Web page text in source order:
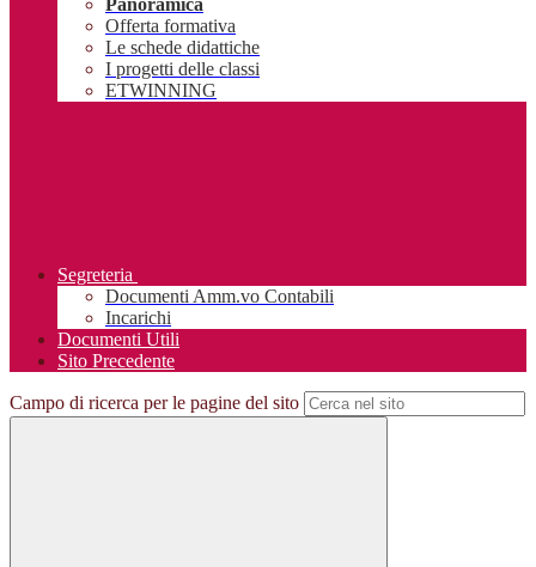
Panoramica
Offerta formativa
Le schede didattiche
I progetti delle classi
ETWINNING
Segreteria
Documenti Amm.vo Contabili
Incarichi
Documenti Utili
Sito Precedente
Campo di ricerca per le pagine del sito